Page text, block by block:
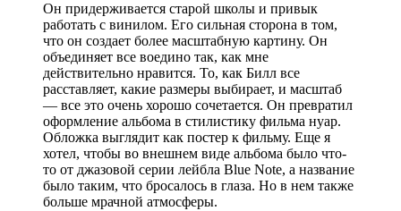
Он придерживается старой школы и привык
работать с винилом. Его сильная сторона в том,
что он создает более масштабную картину. Он
объединяет все воедино так, как мне
действительно нравится. То, как Билл все
расставляет, какие размеры выбирает, и масштаб
— все это очень хорошо сочетается. Он превратил
оформление альбома в стилистику фильма нуар.
Обложка выглядит как постер к фильму. Еще я
хотел, чтобы во внешнем виде альбома было что-
то от джазовой серии лейбла Blue Note, а название
было таким, что бросалось в глаза. Но в нем также
больше мрачной атмосферы.